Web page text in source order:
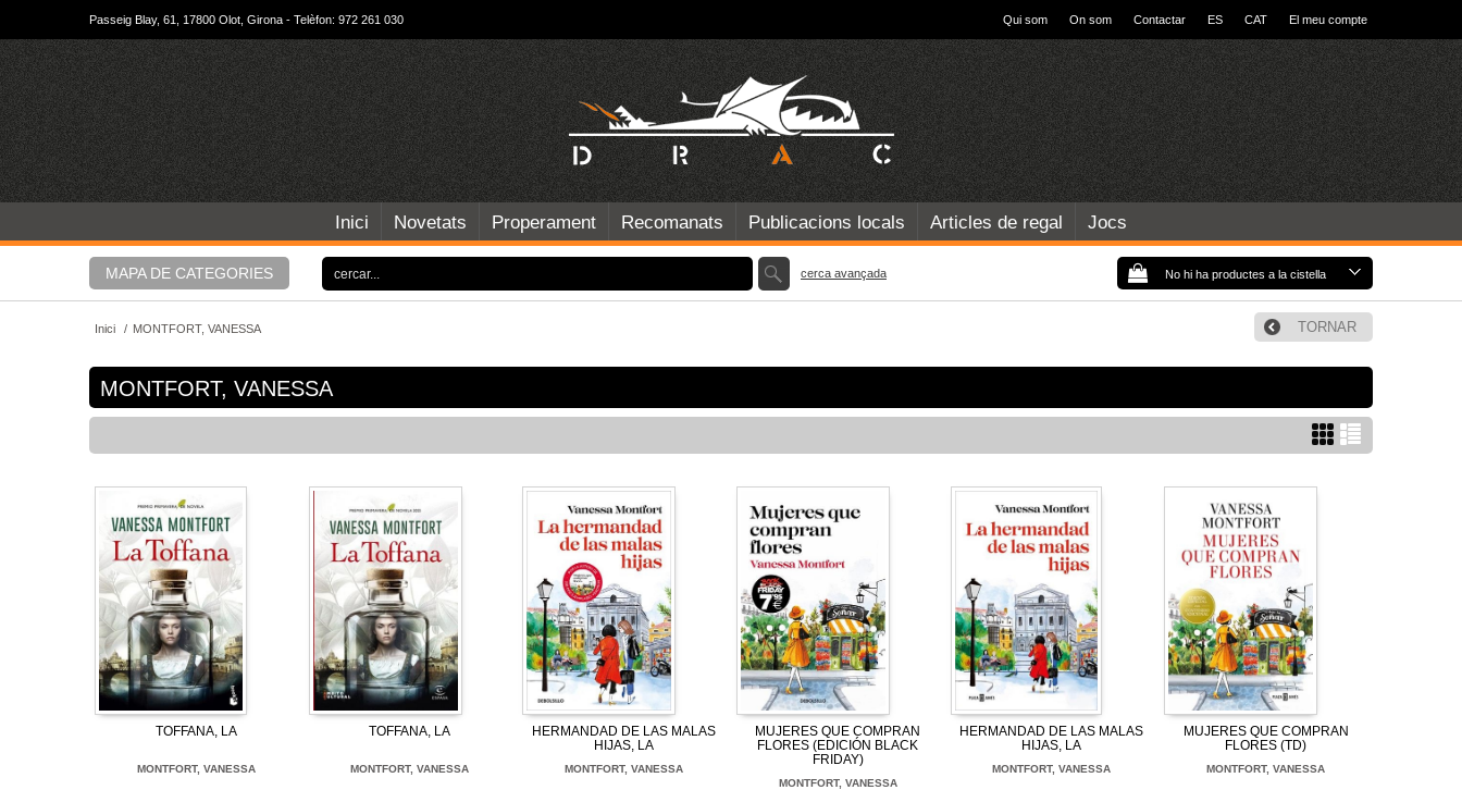
Passeig Blay, 61, 17800 Olot, Girona - Telèfon: 972 261 030 Qui som On som Contactar ES CAT El meu compte
Inici Novetats Properament Recomanats Publicacions locals Articles de regal Jocs
MAPA DE CATEGORIES No hi ha productes a la cistella
cerca avançada
Inici / MONTFORT, VANESSA TORNAR
MONTFORT, VANESSA
TOFFANA, LA
MONTFORT, VANESSA
TOFFANA, LA
MONTFORT, VANESSA
HERMANDAD DE LAS MALAS
HIJAS, LA
MONTFORT, VANESSA
MUJERES QUE COMPRAN
FLORES (EDICIÓN BLACK
FRIDAY)
MONTFORT, VANESSA
HERMANDAD DE LAS MALAS
HIJAS, LA
MONTFORT, VANESSA
MUJERES QUE COMPRAN
FLORES (TD)
MONTFORT, VANESSA